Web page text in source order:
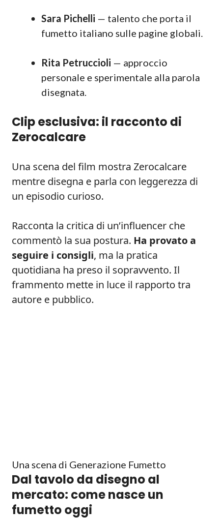
Sara Pichelli — talento che porta il
fumetto italiano sulle pagine globali.
Rita Petruccioli — approccio
personale e sperimentale alla parola
disegnata.
Clip esclusiva: il racconto di
Zerocalcare
Una scena del film mostra Zerocalcare
mentre disegna e parla con leggerezza di
un episodio curioso.
Racconta la critica di un’influencer che
commentò la sua postura. Ha provato a
seguire i consigli, ma la pratica
quotidiana ha preso il sopravvento. Il
frammento mette in luce il rapporto tra
autore e pubblico.
Una scena di Generazione Fumetto
Dal tavolo da disegno al
mercato: come nasce un
fumetto oggi